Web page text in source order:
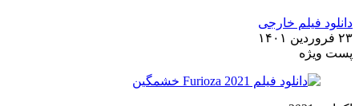
دانلود فیلم خارجی
۲۳ فروردین ۱۴۰۱
پست ويژه